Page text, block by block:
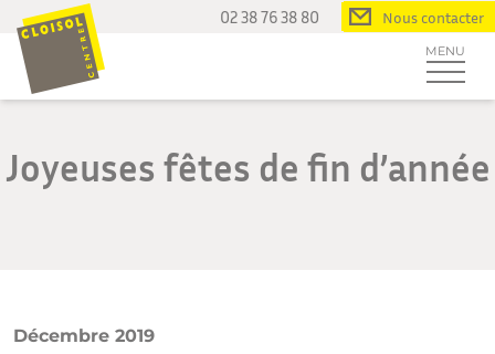
Passer
au
contenu
02 38 76 38 80 Nous contacter
MENU
Joyeuses fêtes de fin d’année
Décembre 2019